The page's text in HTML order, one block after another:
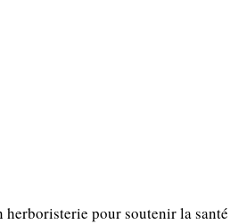
pour soutenir la